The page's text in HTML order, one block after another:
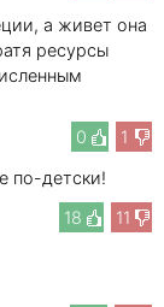
а живет она
ресурсы
0
1
по-детски!
18
11